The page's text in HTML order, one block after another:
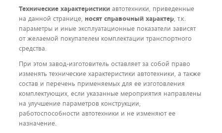
Технические характеристики автотехники, приведенные
на данной странице, носят справочный характер, т.к.
параметры и иные эксплуатационные показатели зависят
от желаемой покупателем комплектации транспортного
средства.
При этом завод-изготовитель оставляет за собой право
изменять технические характеристики автотехники, а также
состав и перечень применяемых для ее изготовления
комплектующих, если указанные мероприятия направлены
на улучшение параметров конструкции,
работоспособности автотехники и не изменяют ее
назначение.